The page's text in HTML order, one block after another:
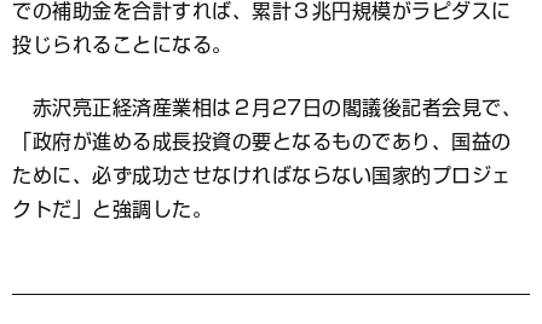
での補助金を合計すれば、累計３兆円規模がラピダスに
投じられることになる。
赤沢亮正経済産業相は２月27日の閣議後記者会見で、
「政府が進める成長投資の要となるものであり、国益の
ために、必ず成功させなければならない国家的プロジェ
クトだ」と強調した。